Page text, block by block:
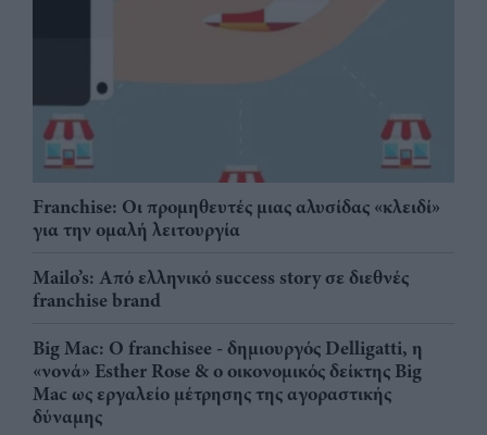
Franchise: Οι προμηθευτές μιας αλυσίδας «κλειδί»
για την ομαλή λειτουργία
Mailo’s: Από ελληνικό success story σε διεθνές
franchise brand
Big Mac: Ο franchisee - δημιουργός Delligatti, η
«νονά» Esther Rose & ο οικονομικός δείκτης Big
Mac ως εργαλείο μέτρησης της αγοραστικής
δύναμης